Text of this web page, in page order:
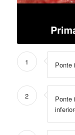
1 Ponte
2
Ponte